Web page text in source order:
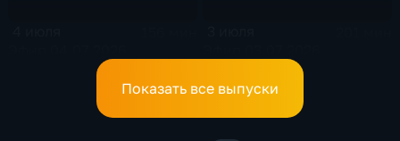
Показать все выпуски